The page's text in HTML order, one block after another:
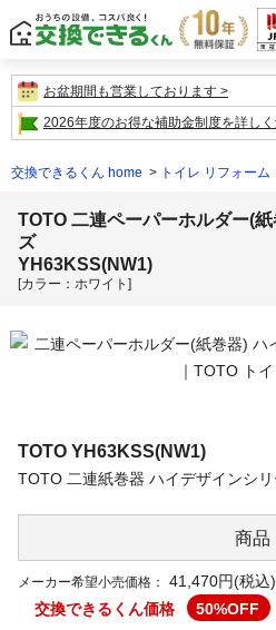
お盆期間も営業しております
2026年度のお得な補助金制度を詳しく
交換できるくん home トイレ リフォーム
TOTO 二連ペーパーホルダー(
ズ
YH63KSS(NW1)
[カラー：ホワイト]
TOTO YH63KSS(NW1)
TOTO 二連紙巻器 ハイデザインシ
商品
メーカー希望小売価格：
41,470円(税込)
交換できるくん価格
50%OFF